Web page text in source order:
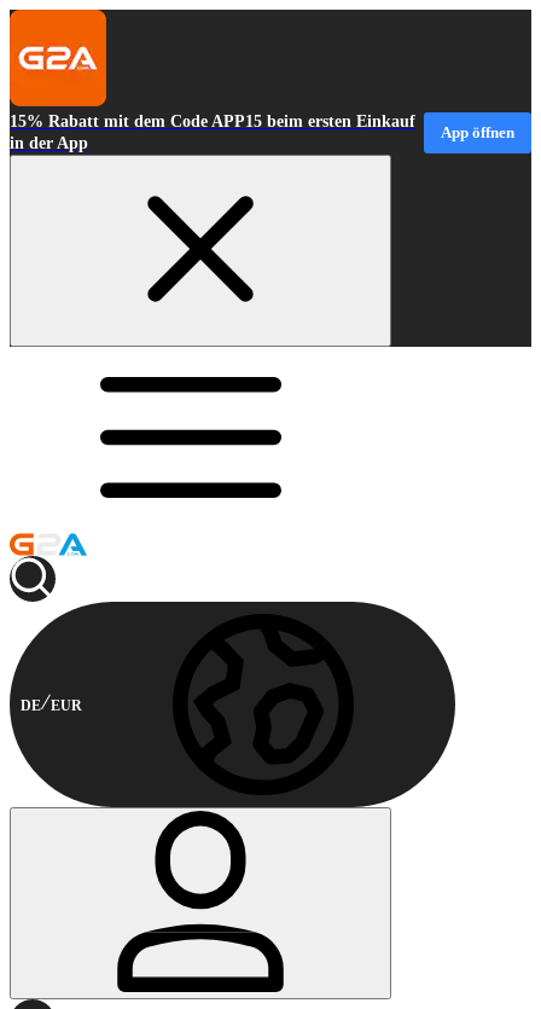
15% Rabatt mit dem Code APP15 beim ersten Einkauf
in der App
App öffnen
DE EUR